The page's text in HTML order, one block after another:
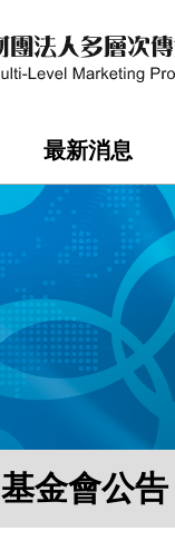
最新消息
基金會公告